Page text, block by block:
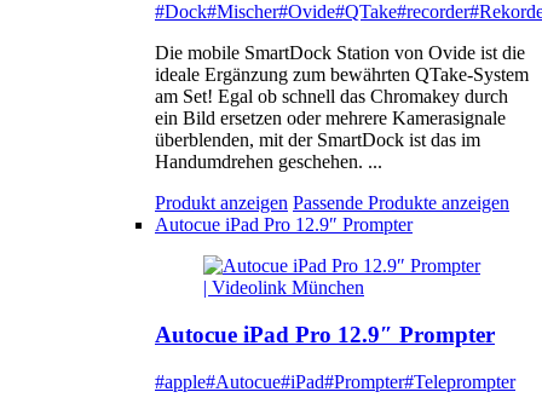
#Dock#Mischer#Ovide#QTake#recorder
Die mobile SmartDock Station von Ovide ist die
ideale Ergänzung zum bewährten QTake-System
am Set! Egal ob schnell das Chromakey durch
ein Bild ersetzen oder mehrere Kamerasignale
überblenden, mit der SmartDock ist das im
Handumdrehen geschehen. ...
Produkt anzeigen Passende Produkte anzeigen
Autocue iPad Pro 12.9″ Prompter
Autocue iPad Pro 12.9″ Prompter
#apple#Autocue#iPad#Prompter#Teleprompter